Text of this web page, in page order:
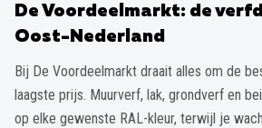
De Voordeelmarkt: de
Oost-Nederland
Bij De Voordeelmarkt draait alles om de
laagste prijs. Muurverf, lak, grondverf en
op elke gewenste RAL-kleur, terwijl je